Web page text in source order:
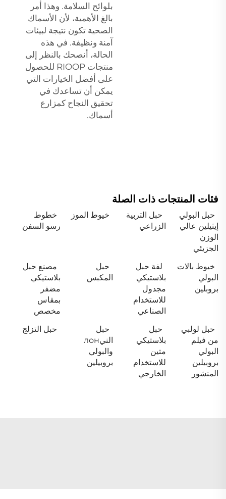
بلوائح السلامة. وهذا أمر
بالغ الأهمية، لأن الأسماك
الصحية تكون نتيجة لبيئات
آمنة ونظيفة. في هذه
الحالة، أنصحك بالنظر إلى
منتجات RIOOP للحصول
على أفضل الخيارات التي
يمكن أن تساعدك في
تحقيق النجاح كمزارع
أسماك.
فئات المنتجات ذات الصلة
حبل البولي
إيثيلين عالي
الوزن
الجزيئي
حبل التربية
الزراعي
خيوط الموز
خطوط
رسو السفن
خيوط بالات
البولي
بروبلين
لفة حبل
بلاستيكي
مجدول
للاستخدام
الصناعي
حبل
المكبس
مصنع حبل
بلاستيكي
مضفر
بمقاس
مخصص
حبل لولبي
من فيلم
البولي
بروبيلين
المنشور
حبل
بلاستيكي
متين
للاستخدام
الخارجي
حبل
النيлон
والبولي
بروبيلين
حبل التزلج